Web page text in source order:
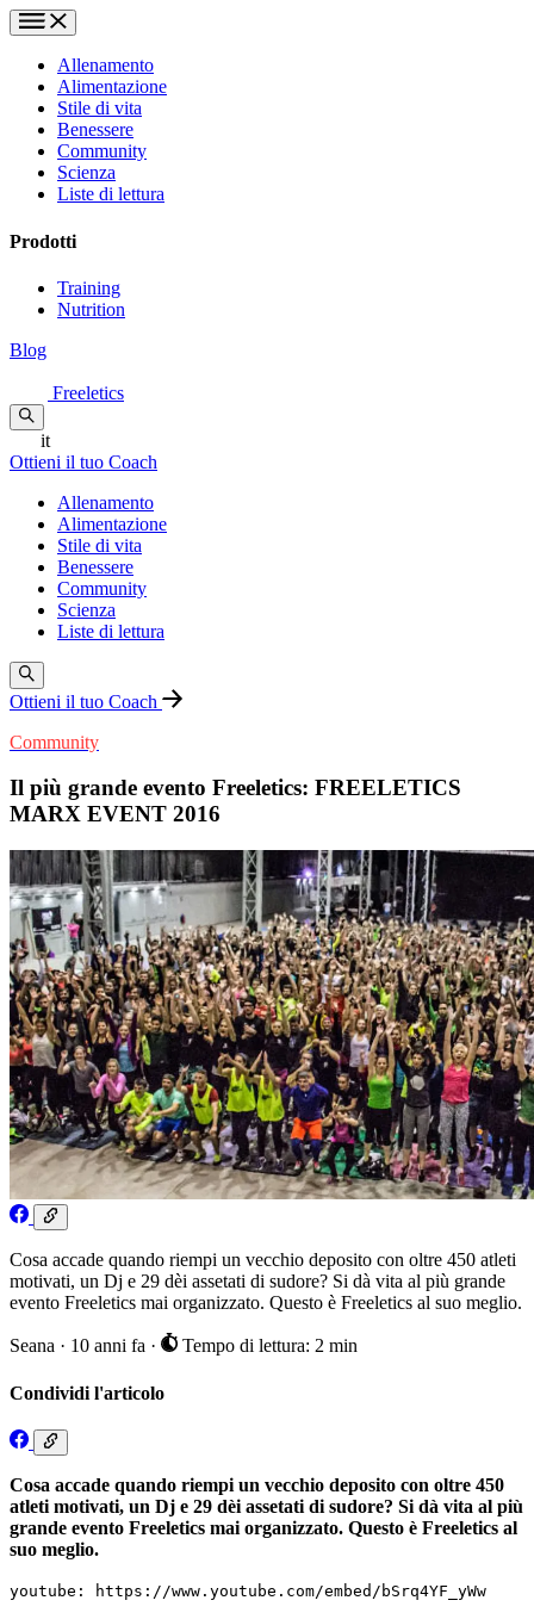
Allenamento
Alimentazione
Stile di vita
Benessere
Community
Scienza
Liste di lettura
Prodotti
Training
Nutrition
Blog
Freeletics
it
Ottieni il tuo Coach
Allenamento
Alimentazione
Stile di vita
Benessere
Community
Scienza
Liste di lettura
Ottieni il tuo Coach
Community
Il più grande evento Freeletics: FREELETICS
MARX EVENT 2016
Cosa accade quando riempi un vecchio deposito con oltre 450 atleti
motivati, un Dj e 29 dèi assetati di sudore? Si dà vita al più grande
evento Freeletics mai organizzato. Questo è Freeletics al suo meglio.
Seana · 10 anni fa · Tempo di lettura: 2 min
Condividi l'articolo
Cosa accade quando riempi un vecchio deposito con oltre 450
atleti motivati, un Dj e 29 dèi assetati di sudore? Si dà vita al più
grande evento Freeletics mai organizzato. Questo è Freeletics al
suo meglio.
youtube: https://www.youtube.com/embed/bSrq4YF_yWw